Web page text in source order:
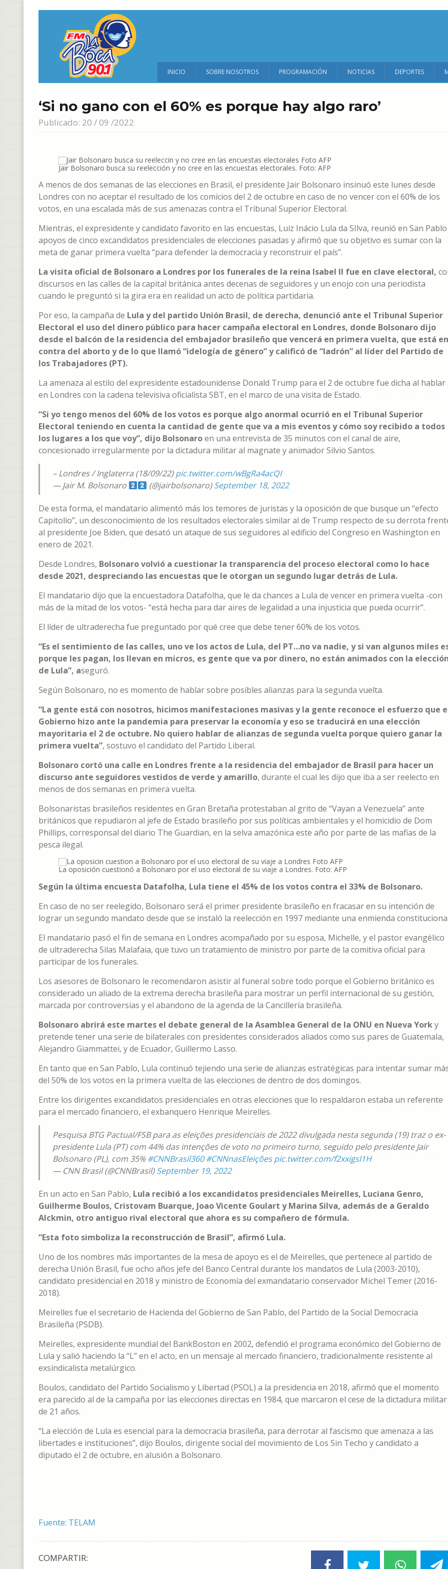
INICIO SOBRE NOSOTROS PROGRAMACIÓN NOTICIAS DEPORTES
‘Si no gano con el 60% es porque hay algo raro’
Publicado: 20 / 09 /2022
Jair Bolsonaro busca su reelección y no cree en las encuestas electorales. Foto: AFP
A menos de dos semanas de las elecciones en Brasil, el presidente Jair Bolsonaro insinuó este lunes desde
Londres con no aceptar el resultado de los comicios del 2 de octubre en caso de no vencer con el 60% de los
votos, en una escalada más de sus amenazas contra el Tribunal Superior Electoral.
Mientras, el expresidente y candidato favorito en las encuestas, Luiz Inácio Lula da SIlva, reunió en San Pablo
apoyos de cinco excandidatos presidenciales de elecciones pasadas y afirmó que su objetivo es sumar con la
meta de ganar primera vuelta “para defender la democracia y reconstruir el país”.
La visita oficial de Bolsonaro a Londres por los funerales de la reina Isabel II fue en clave electoral,
discursos en las calles de la capital británica antes decenas de seguidores y un enojo con una periodista
cuando le preguntó si la gira era en realidad un acto de política partidaria.
Por eso, la campaña de Lula y del partido Unión Brasil, de derecha, denunció ante el Tribunal Superior
Electoral el uso del dinero público para hacer campaña electoral en Londres, donde Bolsonaro dijo
desde el balcón de la residencia del embajador brasileño que vencerá en primera vuelta, que está en
contra del aborto y de lo que llamó “idelogía de género” y calificó de “ladrón” al líder del Partido de
los Trabajadores (PT).
La amenaza al estilo del expresidente estadounidense Donald Trump para el 2 de octubre fue dicha al hablar
en Londres con la cadena televisiva oficialista SBT, en el marco de una visita de Estado.
“Si yo tengo menos del 60% de los votos es porque algo anormal ocurrió en el Tribunal Superior
Electoral teniendo en cuenta la cantidad de gente que va a mis eventos y cómo soy recibido a todos
los lugares a los que voy”, dijo Bolsonaroen una entrevista de 35 minutos con el canal de aire,
concesionado irregularmente por la dictadura militar al magnate y animador Silvio Santos.
– Londres / Inglaterra (18/09/22)pic.twitter.com/wBgRa4acQI
— Jair M. Bolsonaro
(@jairbolsonaro)September 18, 2022
De esta forma, el mandatario alimentó más los temores de juristas y la oposición de que busque un “efecto
Capitolio”, un desconocimiento de los resultados electorales similar al de Trump respecto de su derrota
al presidente Joe Biden, que desató un ataque de sus seguidores al edificio del Congreso en Washington en
enero de 2021.
Desde Londres, Bolsonaro volvió a cuestionar la transparencia del proceso electoral como lo hace
desde 2021, despreciando las encuestas que le otorgan un segundo lugar detrás de Lula.
El mandatario dijo que la encuestadora Datafolha, que le da chances a Lula de vencer en primera vuelta -con
más de la mitad de los votos- “está hecha para dar aires de legalidad a una injusticia que pueda ocurrir”.
El líder de ultraderecha fue preguntado por qué cree que debe tener 60% de los votos.
“Es el sentimiento de las calles, uno ve los actos de Lula, del PT…no va nadie, y si van algunos miles
porque les pagan, los llevan en micros, es gente que va por dinero, no están animados con la
de Lula”, aseguró.
Según Bolsonaro, no es momento de hablar sobre posibles alianzas para la segunda vuelta.
“La gente está con nosotros, hicimos manifestaciones masivas y la gente reconoce el esfuerzo que
Gobierno hizo ante la pandemia para preservar la economía y eso se traducirá en una elección
mayoritaria el 2 de octubre. No quiero hablar de alianzas de segunda vuelta porque quiero ganar la
primera vuelta”, sostuvo el candidato del Partido Liberal.
Bolsonaro cortó una calle en Londres frente a la residencia del embajador de Brasil para hacer un
discurso ante seguidores vestidos de verde y amarillo, durante el cual les dijo que iba a ser reelecto en
menos de dos semanas en primera vuelta.
Bolsonaristas brasileños residentes en Gran Bretaña protestaban al grito de “Vayan a Venezuela” ante
británicos que repudiaron al jefe de Estado brasileño por sus políticas ambientales y el homicidio de Dom
Phillips, corresponsal del diario The Guardian, en la selva amazónica este año por parte de las mafias de la
pesca ilegal.
La oposición cuestionó a Bolsonaro por el uso electoral de su viaje a Londres. Foto: AFP
Según la última encuesta Datafolha, Lula tiene el 45% de los votos contra el 33% de Bolsonaro.
En caso de no ser reelegido, Bolsonaro será el primer presidente brasileño en fracasar en su intención de
lograr un segundo mandato desde que se instaló la reelección en 1997 mediante una enmienda
El mandatario pasó el fin de semana en Londres acompañado por su esposa, Michelle, y el pastor evangélico
de ultraderecha Silas Malafaia, que tuvo un tratamiento de ministro por parte de la comitiva oficial para
participar de los funerales.
Los asesores de Bolsonaro le recomendaron asistir al funeral sobre todo porque el Gobierno británico es
considerado un aliado de la extrema derecha brasileña para mostrar un perfil internacional de su gestión,
marcada por controversias y el abandono de la agenda de la Cancillería brasileña.
Bolsonaro abrirá este martes el debate general de la Asamblea General de la ONU en Nueva Yorky
pretende tener una serie de bilaterales con presidentes considerados aliados como sus pares de Guatemala,
Alejandro Giammattei, y de Ecuador, Guillermo Lasso.
En tanto que en San Pablo, Lula continuó tejiendo una serie de alianzas estratégicas para intentar sumar
del 50% de los votos en la primera vuelta de las elecciones de dentro de dos domingos.
Entre los dirigentes excandidatos presidenciales en otras elecciones que lo respaldaron estaba un referente
para el mercado financiero, el exbanquero Henrique Meirelles.
Pesquisa BTG Pactual/FSB para as eleições presidenciais de 2022 divulgada nesta segunda (19) traz o ex-
presidente Lula (PT) com 44% das intenções de voto no primeiro turno, seguido pelo presidente Jair
Bolsonaro (PL), com 35%#CNNBrasil360 #CNNnasEleições pic.twitter.com/f2xxigsl1H
— CNN Brasil (@CNNBrasil)September 19, 2022
En un acto en San Pablo, Lula recibió a los excandidatos presidenciales Meirelles, Luciana Genro,
Guilherme Boulos, Cristovam Buarque, Joao Vicente Goulart y Marina Silva, además de a Geraldo
Alckmin, otro antiguo rival electoral que ahora es su compañero de fórmula.
“Esta foto simboliza la reconstrucción de Brasil”, afirmó Lula.
Uno de los nombres más importantes de la mesa de apoyo es el de Meirelles, que pertenece al partido de
derecha Unión Brasil, fue ocho años jefe del Banco Central durante los mandatos de Lula (2003-2010),
candidato presidencial en 2018 y ministro de Economía del exmandatario conservador Michel Temer (2016-
2018).
Meirelles fue el secretario de Hacienda del Gobierno de San Pablo, del Partido de la Social Democracia
Brasileña (PSDB).
Meirelles, expresidente mundial del BankBoston en 2002, defendió el programa económico del Gobierno de
Lula y salió haciendo la “L” en el acto, en un mensaje al mercado financiero, tradicionalmente resistente al
exsindicalista metalúrgico.
Boulos, candidato del Partido Socialismo y Libertad (PSOL) a la presidencia en 2018, afirmó que el momento
era parecido al de la campaña por las elecciones directas en 1984, que marcaron el cese de la dictadura militar
de 21 años.
“La elección de Lula es esencial para la democracia brasileña, para derrotar al fascismo que amenaza a las
libertades e instituciones”, dijo Boulos, dirigente social del movimiento de Los Sin Techo y candidato a
diputado el 2 de octubre, en alusión a Bolsonaro.
Fuente: TELAM
COMPARTIR: